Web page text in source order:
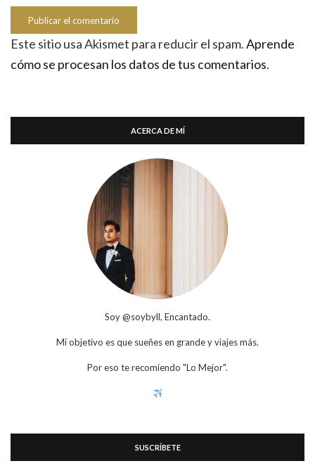
Este sitio usa Akismet para reducir el spam.Aprende
cómo se procesan los datos de tus comentarios.
ACERCA DE MÍ
Soy @soybyll, Encantado.
Mi objetivo es que sueñes en grande y viajes más.
Por eso te recomiendo "Lo Mejor".
SUSCRÍBETE